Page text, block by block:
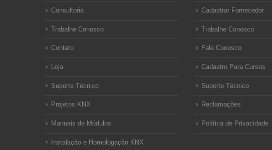
Consultoria
Trabalhe Conosco
Contato
Loja
Suporte Técnico
Projetos KNX
Manuais de Módulos
Instalação e Homologação KNX
Cadastrar Fornecedor
Trabalhe Conosco
Fale Conosco
Cadastro Para Cursos
Suporte Técnico
Reclamações
Política de Privacidade